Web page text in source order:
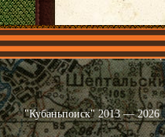
Главная Имена
"Кубаньпоиск" 2013 — 2026